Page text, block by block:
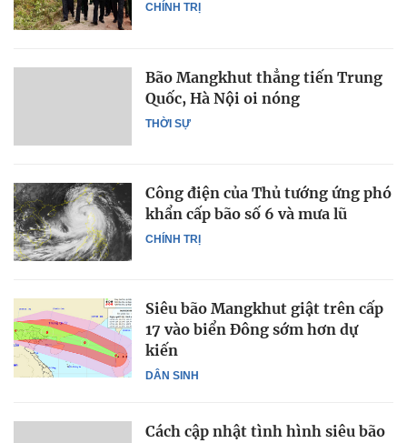
CHÍNH TRỊ
THỜI SỰ
Bão Mangkhut thẳng tiến Trung
Quốc, Hà Nội oi nóng
CHÍNH TRỊ
Công điện của Thủ tướng ứng phó
khẩn cấp bão số 6 và mưa lũ
DÂN SINH
Siêu bão Mangkhut giật trên cấp
17 vào biển Đông sớm hơn dự
kiến
Cách cập nhật tình hình siêu bão